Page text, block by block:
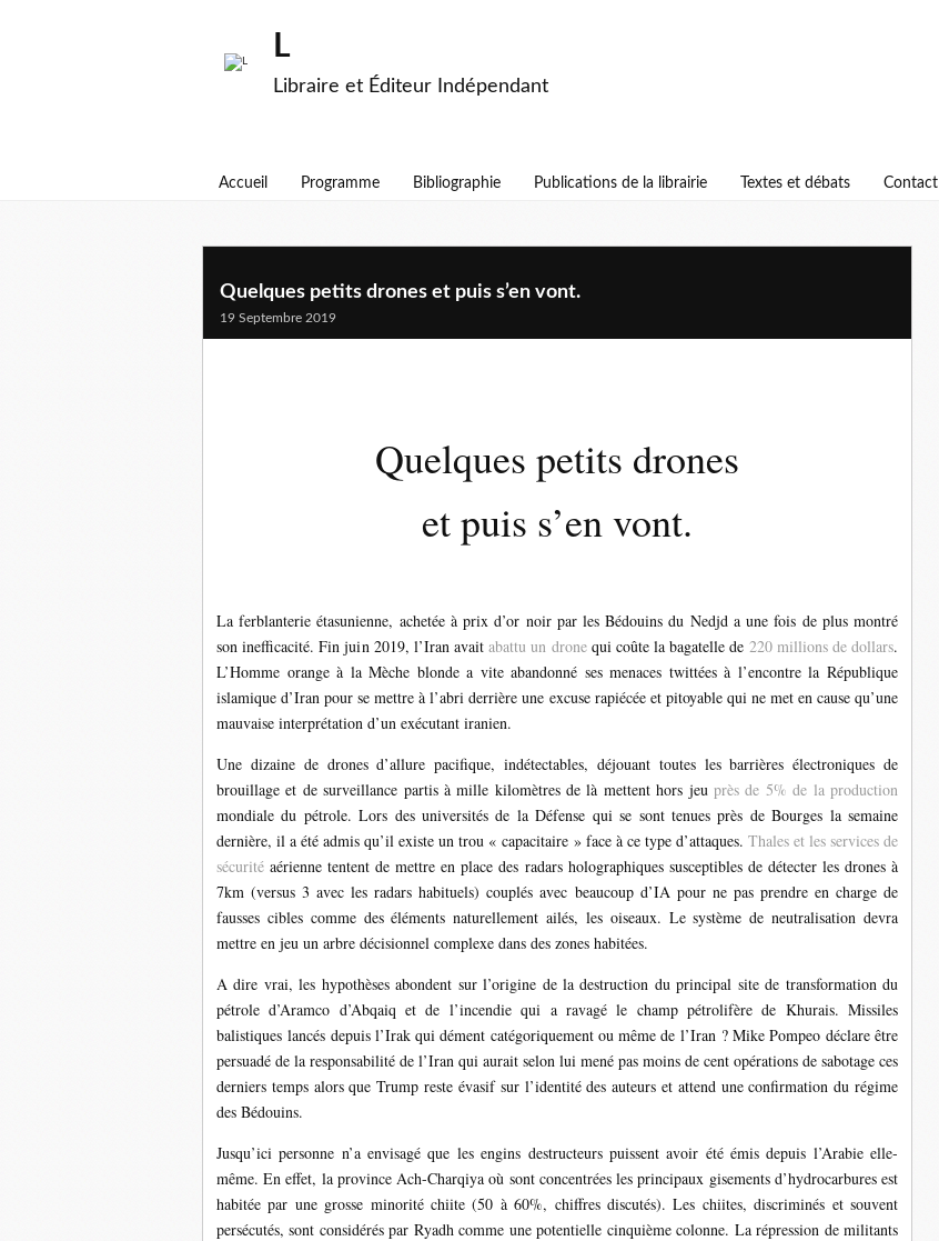
L
Libraire et Éditeur Indépendant
Accueil Programme Bibliographie Publications de la librairie Textes et débats Contact
Quelques petits drones et puis s’en vont.
19 Septembre 2019
Quelques petits drones
et puis s’en vont.
La ferblanterie étasunienne, achetée à prix d’or noir par les Bédouins du Nedjd a une fois de plus montré
son inefficacité. Fin juin 2019, l’Iran avaitabattu un dronequi coûte la bagatelle de 220 millions de dollars.
L’Homme orange à la Mèche blonde a vite abandonné ses menaces twittées à l’encontre la République
islamique d’Iran pour se mettre à l’abri derrière une excuse rapiécée et pitoyable qui ne met en cause qu’une
mauvaise interprétation d’un exécutant iranien.
Une dizaine de drones d’allure pacifique, indétectables, déjouant toutes les barrières électroniques de
brouillage et de surveillance partis à mille kilomètres de là mettent hors jeuprès de 5% de la production
mondiale du pétrole. Lors des universités de la Défense qui se sont tenues près de Bourges la semaine
dernière, il a été admis qu’il existe un trou « capacitaire » face à ce type d’attaques. Thales et les services de
sécurité aérienne tentent de mettre en place des radars holographiques susceptibles de détecter les drones à
7km (versus 3 avec les radars habituels) couplés avec beaucoup d’IA pour ne pas prendre en charge de
fausses cibles comme des éléments naturellement ailés, les oiseaux. Le système de neutralisation devra
mettre en jeu un arbre décisionnel complexe dans des zones habitées.
A dire vrai, les hypothèses abondent sur l’origine de la destruction du principal site de transformation du
pétrole d’Aramco d’Abqaiq et de l’incendie qui a ravagé le champ pétrolifère de Khurais. Missiles
balistiques lancés depuis l’Irak qui dément catégoriquement ou même de l’Iran ? Mike Pompeo déclare être
persuadé de la responsabilité de l’Iran qui aurait selon lui mené pas moins de cent opérations de sabotage ces
derniers temps alors que Trump reste évasif sur l’identité des auteurs et attend une confirmation du régime
des Bédouins.
Jusqu’ici personne n’a envisagé que les engins destructeurs puissent avoir été émis depuis l’Arabie elle-
même. En effet, la province Ach-Charqiya où sont concentrées les principaux gisements d’hydrocarbures est
habitée par une grosse minorité chiite (50 à 60%, chiffres discutés). Les chiites, discriminés et souvent
persécutés, sont considérés par Ryadh comme une potentielle cinquième colonne. La répression de militants